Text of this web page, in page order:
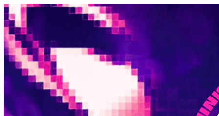
Página do Evento: Show